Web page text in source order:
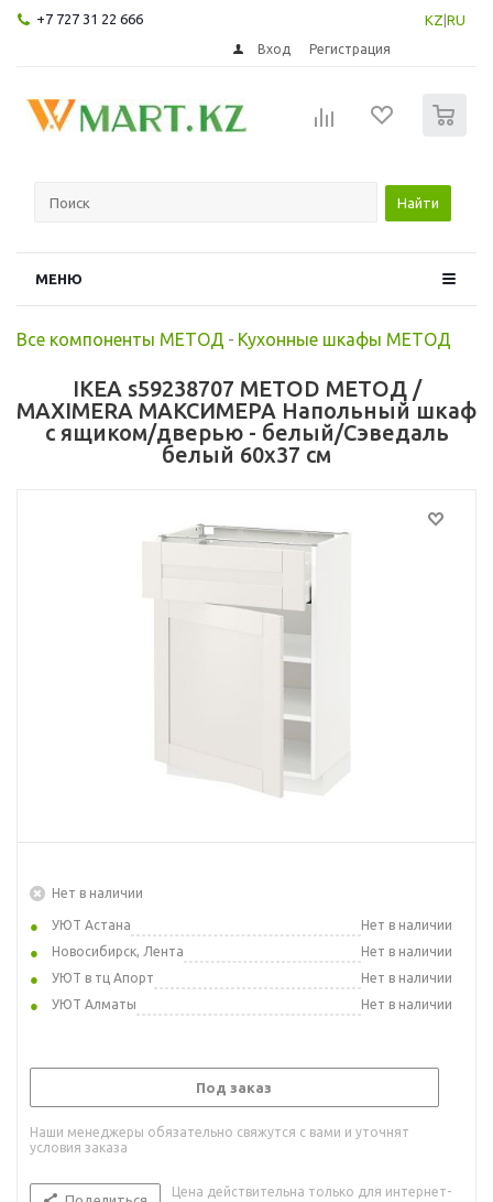
+7 727 31 22 666 KZ RU
Вход Регистрация
Найти
МЕНЮ
Все компоненты МЕТОД - Кухонные шкафы МЕТОД
IKEA s59238707 METOD МЕТОД /
MAXIMERA МАКСИМЕРА Напольный шкаф
с ящиком/дверью - белый/Сэведаль
белый 60x37 см
Нет в наличии
УЮТ Астана
Нет в наличии
Новосибирск, Лента
Нет в наличии
УЮТ в тц Апорт
Нет в наличии
УЮТ Алматы
Нет в наличии
Под заказ
Наши менеджеры обязательно свяжутся с вами и уточнят
условия заказа
Цена действительна только для интернет-